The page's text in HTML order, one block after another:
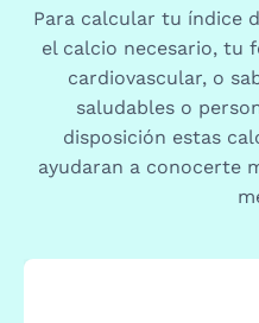
Para calcular tu índice
el calcio necesario, tu
cardiovascular, o
saludables o
disposición estas
ayudaran a conocerte